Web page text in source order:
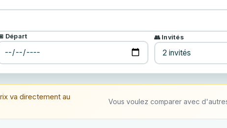
Départ 👥 Invités
va directement au
Vous voulez comparer avec